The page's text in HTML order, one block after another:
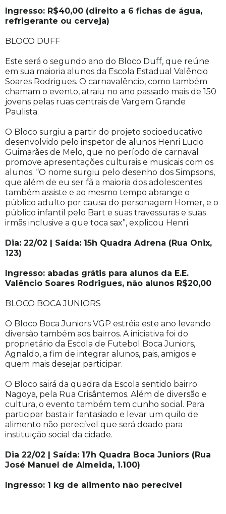
Ingresso: R$40,00 (direito a 6 fichas de água,
refrigerante ou cerveja)
BLOCO DUFF
Este será o segundo ano do Bloco Duff, que reúne
em sua maioria alunos da Escola Estadual Valêncio
Soares Rodrigues. O carnavalêncio, como também
chamam o evento, atraiu no ano passado mais de 150
jovens pelas ruas centrais de Vargem Grande
Paulista.
O Bloco surgiu a partir do projeto socioeducativo
desenvolvido pelo inspetor de alunos Henri Lucio
Guimarães de Melo, que no período de carnaval
promove apresentações culturais e musicais com os
alunos. “O nome surgiu pelo desenho dos Simpsons,
que além de eu ser fã a maioria dos adolescentes
também assiste e ao mesmo tempo abrange o
público adulto por causa do personagem Homer, e o
público infantil pelo Bart e suas travessuras e suas
irmãs inclusive a que toca sax”, explicou Henri.
Dia: 22/02 | Saída: 15h Quadra Adrena (Rua Onix,
123)
Ingresso: abadas grátis para alunos da E.E.
Valêncio Soares Rodrigues, não alunos R$20,00
BLOCO BOCA JUNIORS
O Bloco Boca Juniors VGP estréia este ano levando
diversão também aos bairros. A iniciativa foi do
proprietário da Escola de Futebol Boca Juniors,
Agnaldo, a fim de integrar alunos, pais, amigos e
quem mais desejar participar.
O Bloco sairá da quadra da Escola sentido bairro
Nagoya, pela Rua Crisântemos. Além de diversão e
cultura, o evento também tem cunho social. Para
participar basta ir fantasiado e levar um quilo de
alimento não perecível que será doado para
instituição social da cidade.
Dia 22/02 | Saída: 17h Quadra Boca Juniors (Rua
José Manuel de Almeida, 1.100)
Ingresso: 1 kg de alimento não perecível